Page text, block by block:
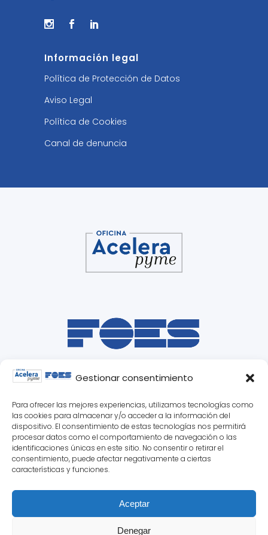
Gestionar consentimiento
Para ofrecer las mejores experiencias, utilizamos tecnologías como
las cookies para almacenar y/o acceder a la información del
dispositivo. El consentimiento de estas tecnologías nos permitirá
procesar datos como el comportamiento de navegación o las
identificaciones únicas en este sitio. No consentir o retirar el
consentimiento, puede afectar negativamente a ciertas
características y funciones.
Aceptar
Denegar
Información legal
Política de Protección de Datos
Aviso Legal
Política de Cookies
Canal de denuncia
© 2025 Oficina Acelera Pyme Soria ·